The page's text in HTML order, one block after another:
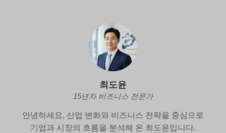
최도윤
15년차 비즈니스 전문가
안녕하세요, 산업 변화와 비즈니스 전략을 중심으로
기업과 시장의 흐름을 분석해 온 최도윤입니다.